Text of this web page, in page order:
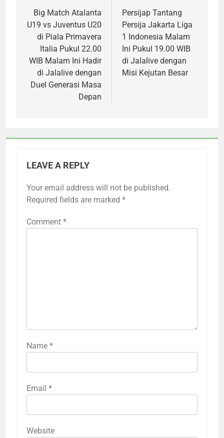
navigation
Big Match Atalanta
U19 vs Juventus U20
di Piala Primavera
Italia Pukul 22.00
WIB Malam Ini Hadir
di Jalalive dengan
Duel Generasi Masa
Depan
Persijap Tantang
Persija Jakarta Liga
1 Indonesia Malam
Ini Pukul 19.00 WIB
di Jalalive dengan
Misi Kejutan Besar
LEAVE A REPLY
Your email address will not be published.
Required fields are marked *
Comment *
Name *
Email *
Website